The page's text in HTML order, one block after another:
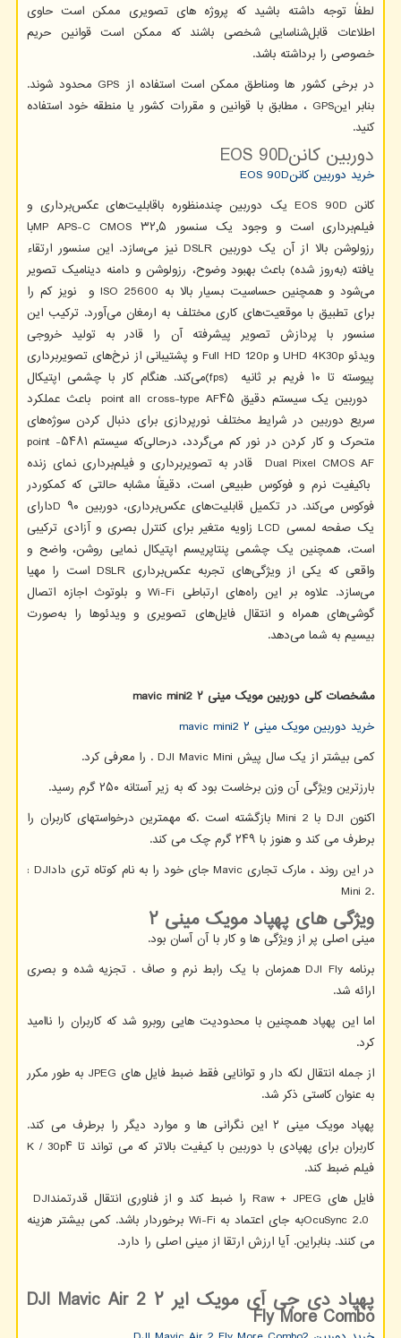
لطفاً توجه داشته باشید که پروژه های تصویری ممکن است حاوی
اطلاعات قابل‌شناسایی شخصی باشند که ممکن است قوانین حریم
خصوصی را برداشته باشد.
در برخی کشور ها ومناطق ممکن است استفاده از GPS محدود شوند.
بنابر اینGPS، مطابق با قوانین و مقررات کشور یا منطقه خود استفاده
کنید.
دوربین کاننEOS 90D
خرید دوربین کاننEOS 90D
کانن EOS 90D یک دوربین چندمنظوره باقابلیت‌های عکس‌برداری و
فیلم‌برداری است و وجود یک سنسور ۳۲٫۵
MP APS-C CMOSبا
رزولوشن بالا از آن یک دوربین DSLRنیز می‌سازد. این سنسور ارتقاء
یافته (به‌روز شده) باعث بهبود وضوح، رزولوشن و دامنه دینامیک تصویر
می‌شود و همچنین حساسیت بسیار بالا به ISO 25600 و نویز کم را
برای تطبیق با موقعیت‌های کاری مختلف به ارمغان می‌آورد. ترکیب این
سنسور با پردازش تصویر پیشرفته آن را قادر به تولید خروجی
ویدئو UHD 4K30p و Full HD 120p و پشتیبانی از نرخ‌های تصویربرداری
پیوسته تا ۱۰ فریم بر ثانیه
(fps)می‌کند. هنگام کار با چشمی اپتیکال
دوربین یک سیستم دقیق ۴۵
point all cross-type AF باعث عملکرد
سریع دوربین در شرایط مختلف نورپردازی برای دنبال کردن سوژه‌های
متحرک و کار کردن در نور کم می‌گردد، درحالی‌که سیستم ۵۴۸۱
-
point
Dual Pixel CMOS AF قادر به تصویربرداری و فیلم‌برداری نمای زنده
باکیفیت نرم و فوکوس طبیعی است، دقیقاً مشابه حالتی که کمکوردر
فوکوس می‌کند. در تکمیل قابلیت‌های عکس‌برداری، دوربین ۹۰
Dدارای
یک صفحه لمسی LCD زاویه متغیر برای کنترل بصری و آزادی ترکیبی
است، همچنین یک چشمی پنتاپریسم اپتیکال نمایی روشن، واضح و
واقعی که یکی از ویژگی‌های تجربه عکس‌برداری DSLR است را مهیا
می‌سازد. علاوه بر این راه‌های ارتباطیWi-Fiو بلوتوث اجازه اتصال
گوشی‌های همراه و انتقال فایل‌های تصویری و ویدئوها را به‌صورت
بیسیم به شما می‌دهد.
مشخصات کلی دوربین مویک مینی ۲ mavic mini2
خرید دوربین مویک مینی ۲
mavic mini2
کمی بیشتر از یک سال پیش . DJI Mavic Mini را معرفی کرد.
بارزترین ویژگی آن وزن برخاست بود که به زیر آستانه ۲۵۰ گرم رسید.
اکنونDJI باMini 2بازگشته است .که مهمترین درخواستهای کاربران را
برطرف می کند و هنوز با ۲۴۹ گرم چک می کند.
در این روند ، مارک تجاریMavic جای خود را به نام کوتاه تری داد: DJI
Mini 2.
ویژگی های پهپاد مویک مینی ۲
مینی اصلی پر از ویژگی ها و کار با آن آسان بود.
برنامه DJI Flyهمزمان با یک رابط نرم و صاف . تجزیه شده و بصری
ارائه شد.
اما این پهپاد همچنین با محدودیت هایی روبرو شد که کاربران را ناامید
کرد.
از جمله انتقال لکه دار و توانایی فقط ضبط فایل های JPEG به طور مکرر
به عنوان کاستی ذکر شد.
پهپاد مویک مینی ۲ این نگرانی ها و موارد دیگر را برطرف می کند.
کاربران برای پهپادی با دوربین با کیفیت بالاتر که می تواند تا ۴
K / 30p
فیلم ضبط کند.
فایل هایRaw + JPEG را ضبط کند و از فناوری انتقال قدرتمندDJI
OcuSync 2.0به جای اعتماد به Wi-Fiبرخوردار باشد. کمی بیشتر هزینه
می کنند. بنابراین. آیا ارزش ارتقا از مینی اصلی را دارد.
پهپاد دی جی آی مویک ایر ۲ DJI Mavic Air 2
Fly More Combo